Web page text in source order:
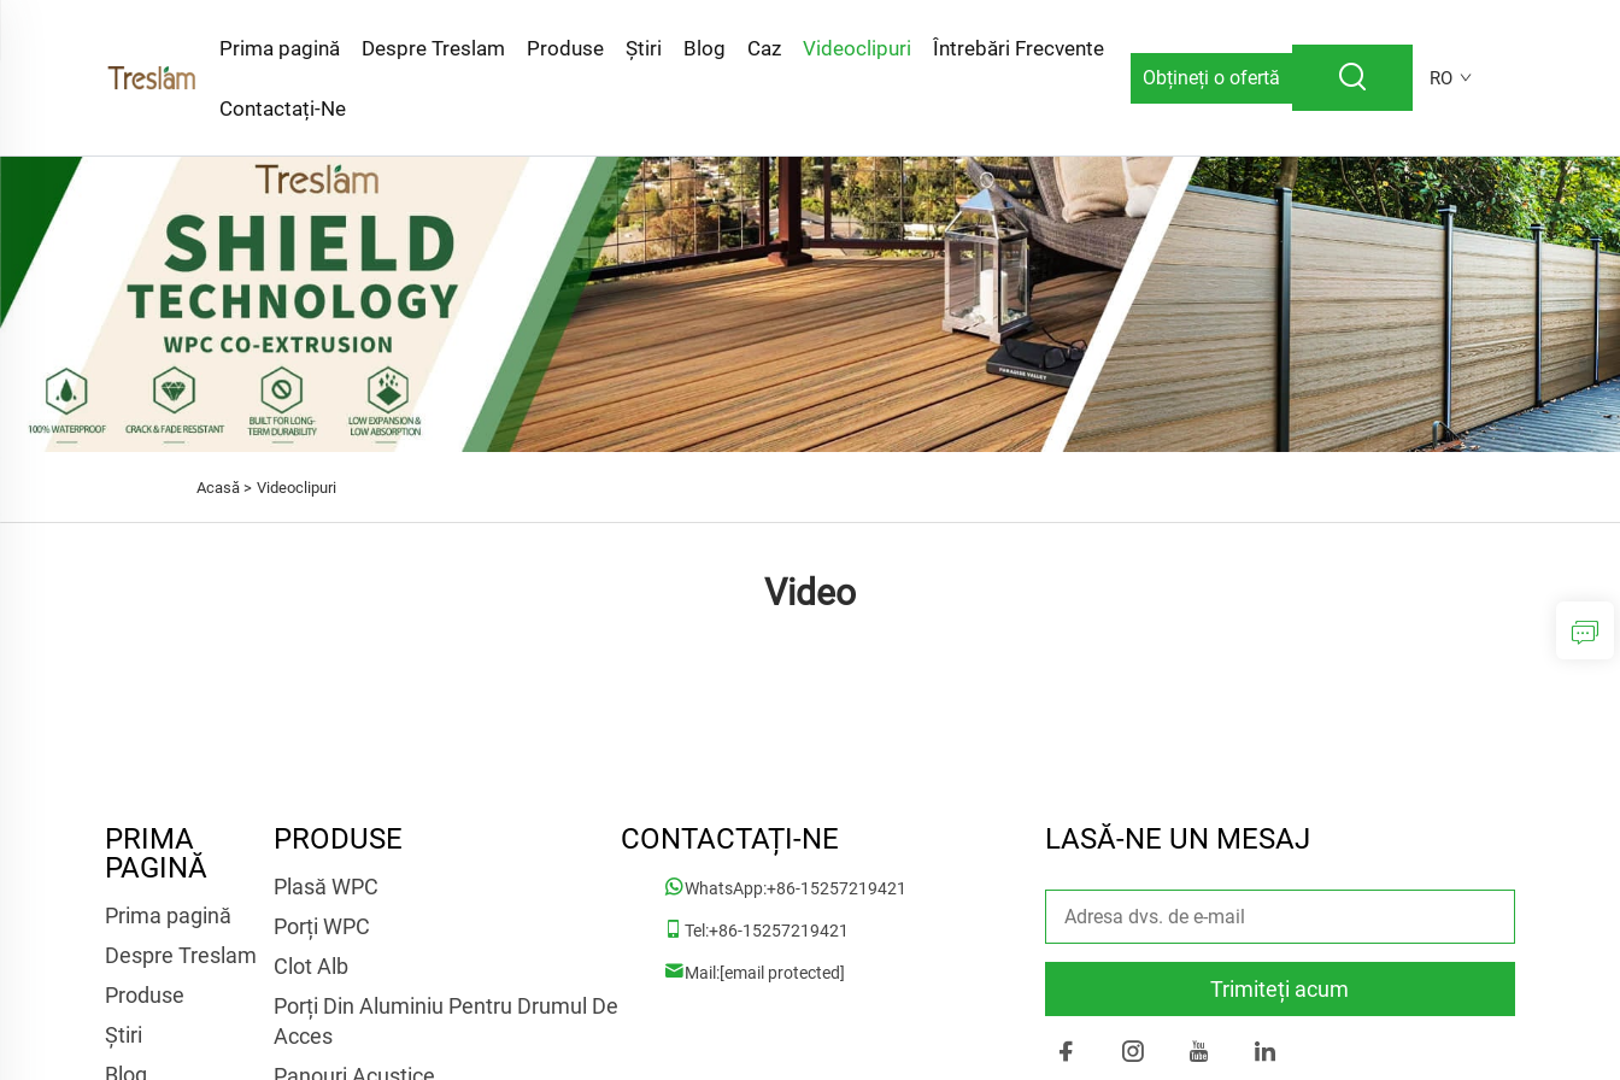
Prima pagină Despre Treslam Produse Știri Blog Caz Videoclipuri Întrebări Frecvente
Contactați-Ne
Obțineți o ofertă RO
Acasă > Videoclipuri
Video
PRIMA
PAGINĂ
Prima pagină
Despre Treslam
Produse
Știri
Blog
PRODUSE
Plasă WPC
Porți WPC
Clot Alb
Porți Din Aluminiu Pentru Drumul De
Acces
CONTACTAȚI-NE
WhatsApp:+86-15257219421
Tel:+86-15257219421
Mail:[email protected]
LASĂ-NE UN MESAJ
Trimiteți acum